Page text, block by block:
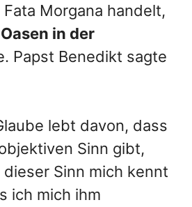
Morgana handelt,
Oasen in der
Papst Benedikt sagte
lebt davon, dass
Sinn gibt,
Sinn mich kennt
ich mich ihm